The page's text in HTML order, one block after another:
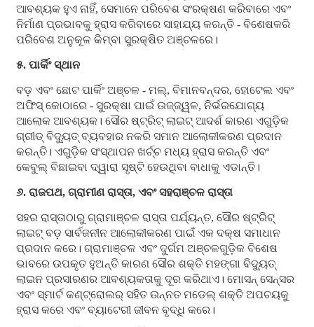
ଆବଶ୍ୟକ ହୁଏ ନାହିଁ, ସେମାନେ ପରିବେଶ ସଂରକ୍ଷଣ କରିବାରେ ଏବଂ
ନିର୍ମାଣ ପ୍ରଭାବକୁ ହ୍ରାସ କରିବାରେ ସାହାଯ୍ୟ କରନ୍ତି - ବିଶେଷକରି
ପରିବେଶ ଅନୁକୂଳ କିମ୍ବା ସୁରକ୍ଷିତ ଅଞ୍ଚଳରେ।
୫. ପାର୍କିଂ ସ୍ଥାନ
ବଡ଼ ଏବଂ ଛୋଟ ପାର୍କିଂ ଅଞ୍ଚଳ - ମଲ୍, ବିମାନବନ୍ଦର, ହୋଟେଲ ଏବଂ
ଅଫିସ୍ କୋଠାରେ - ସୁରକ୍ଷା ପାଇଁ ଉଜ୍ଜ୍ୱଳ, ନିର୍ଭରଯୋଗ୍ୟ
ଆଲୋକ ଆବଶ୍ୟକ। ସୌର ଷ୍ଟ୍ରିଟ୍ ଲାଇଟ୍ ଆଦର୍ଶ କାରଣ ଏଗୁଡ଼ିକ
ଗ୍ରୀଡ୍ ବିଦ୍ୟୁତ୍ ବ୍ୟବହାର ନକରି ସମାନ ଆଲୋକୀକରଣ ପ୍ରଦାନ
କରନ୍ତି। ଏଗୁଡ଼ିକ ସଂସ୍ଥାପନ ଖର୍ଚ୍ଚ ମଧ୍ୟ ହ୍ରାସ କରନ୍ତି ଏବଂ
କେବୁଲ୍ ବିଛାଇବା ଦ୍ୱାରା ସୃଷ୍ଟି ହେଉଥିବା ବାଧାକୁ ଏଡାନ୍ତି।
୬. ରାଜପଥ, ଗ୍ରାମୀଣ ରାସ୍ତା, ଏବଂ ସହରାଞ୍ଚଳ ରାସ୍ତା
ସହର ରାସ୍ତାଠାରୁ ଗ୍ରାମାଞ୍ଚଳ ରାସ୍ତା ପର୍ଯ୍ୟନ୍ତ, ସୌର ଷ୍ଟ୍ରିଟ୍
ଲାଇଟ୍ ବଡ଼ ସାର୍ବଜନୀନ ଆଲୋକୀକରଣ ପାଇଁ ଏକ ଦକ୍ଷ ସମାଧାନ
ପ୍ରଦାନ କରେ। ଗ୍ରାମାଞ୍ଚଳ ଏବଂ ଦୁର୍ଗମ ଅଞ୍ଚଳଗୁଡ଼ିକ ବିଶେଷ
ଭାବରେ ଉପକୃତ ହୁଅନ୍ତି କାରଣ ସୌର ଶକ୍ତି ମହଙ୍ଗା ବିଦ୍ୟୁତ୍
ଲାଇନ ପ୍ରସାରଣର ଆବଶ୍ୟକତାକୁ ଦୂର କରିଥାଏ। ମୋସନ୍ ସେନ୍ସର
ଏବଂ ସ୍ମାର୍ଟ କଣ୍ଟ୍ରୋଲର୍ ସହିତ ଉନ୍ନତ ମଡେଲ୍ ଶକ୍ତି ଅପଚୟକୁ
ହ୍ରାସ କରେ ଏବଂ ବ୍ୟାଟେରୀ ଜୀବନ ବୃଦ୍ଧି କରେ।